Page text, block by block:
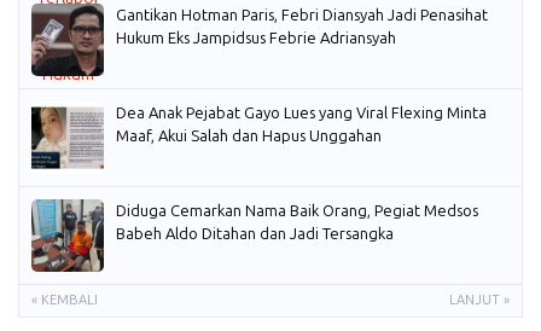
Gantikan Hotman Paris, Febri Diansyah Jadi Penasihat
Hukum Eks Jampidsus Febrie Adriansyah
Dea Anak Pejabat Gayo Lues yang Viral Flexing Minta
Maaf, Akui Salah dan Hapus Unggahan
Diduga Cemarkan Nama Baik Orang, Pegiat Medsos
Babeh Aldo Ditahan dan Jadi Tersangka
« KEMBALI LANJUT »